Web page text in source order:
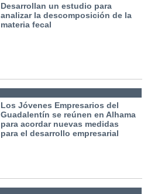
Desarrollan un estudio para
analizar la descomposición de la
materia fecal
Los Jóvenes Empresarios del
Guadalentín se reúnen en Alhama
para acordar nuevas medidas
para el desarrollo empresarial